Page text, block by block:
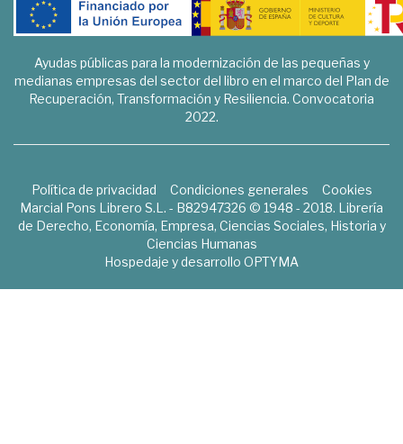
Ayudas públicas para la modernización de las pequeñas y
medianas empresas del sector del libro en el marco del Plan de
Recuperación, Transformación y Resiliencia. Convocatoria
2022.
Política de privacidad Condiciones generales
Cookies
Marcial Pons Librero S.L. - B82947326 © 1948 - 2018. Librería
de Derecho, Economía, Empresa, Ciencias Sociales, Historia y
Ciencias Humanas
Hospedaje y desarrollo OPTYMA